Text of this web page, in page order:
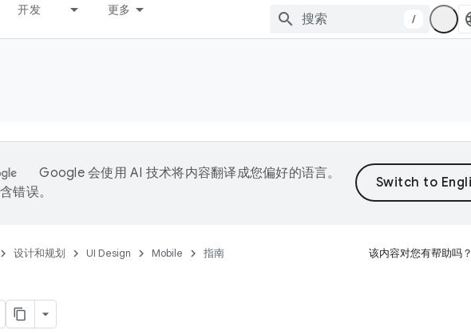
开发 更多
/
Google 会使用 AI 技术将内容翻译成您偏好的语言。
错误。
设计和规划 UI Design Mobile 指南 该内容对您有帮助吗？